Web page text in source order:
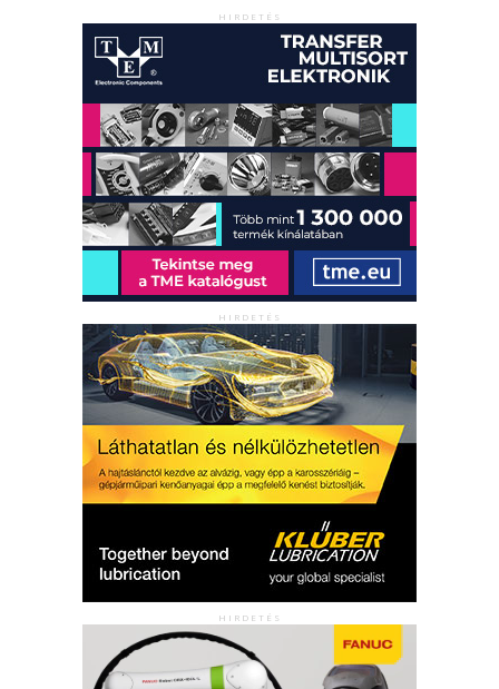
HIRDETÉS
HIRDETÉS
HIRDETÉS